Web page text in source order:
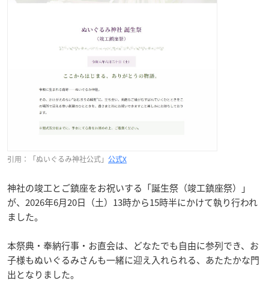
引用：「ぬいぐるみ神社公式」 公式X
神社の竣工とご鎮座をお祝いする「誕生祭（竣工鎮座祭）」
が、2026年6月20日（土）13時から15時半にかけて執り行われ
ました。
本祭典・奉納行事・お直会は、どなたでも自由に参列でき、お
子様もぬいぐるみさんも一緒に迎え入れられる、あたたかな門
出となりました。